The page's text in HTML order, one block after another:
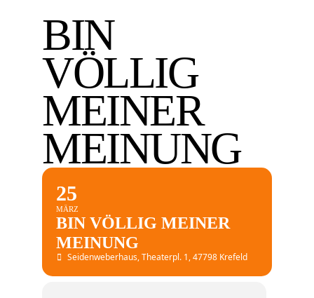
BIN
VÖLLIG
MEINER
MEINUNG
25
MÄRZ
BIN VÖLLIG MEINER
MEINUNG
Seidenweberhaus, Theaterpl. 1, 47798 Krefeld